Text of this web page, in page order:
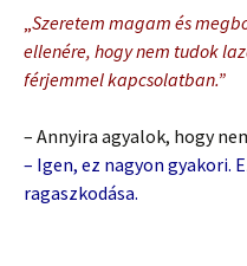
„Szeretem magam és
ellenére, hogy nem tudok
férjemmel kapcsolatban.”
– Annyira agyalok, hogy
– Igen, ez nagyon gyakori.
ragaszkodása.